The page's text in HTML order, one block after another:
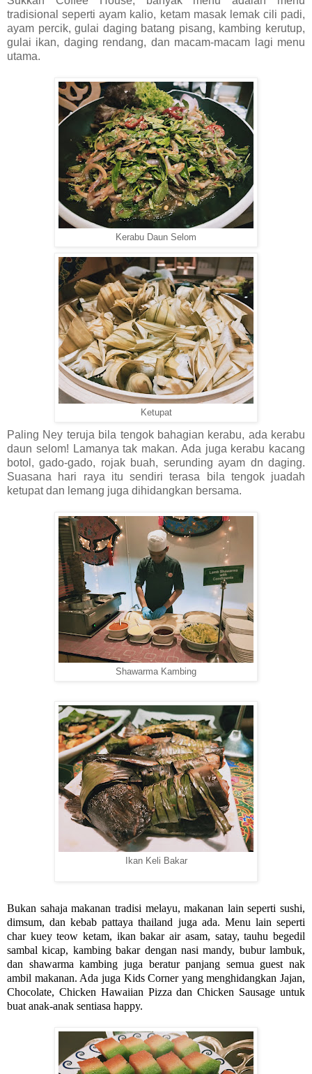
tradisional seperti ayam kalio, ketam masak lemak cili padi,
ayam percik, gulai daging batang pisang, kambing kerutup,
gulai ikan, daging rendang, dan macam-macam lagi menu
utama.
Kerabu Daun Selom
Ketupat
Paling Ney teruja bila tengok bahagian kerabu, ada kerabu
daun selom! Lamanya tak makan. Ada juga kerabu kacang
botol, gado-gado, rojak buah, serunding ayam dn daging.
Suasana hari raya itu sendiri terasa bila tengok juadah
ketupat dan lemang juga dihidangkan bersama.
Shawarma Kambing
Ikan Keli Bakar
Bukan sahaja makanan tradisi melayu, makanan lain seperti sushi,
dimsum, dan kebab pattaya thailand juga ada. Menu lain seperti
char kuey teow ketam, ikan bakar air asam, satay, tauhu begedil
sambal kicap, kambing bakar dengan nasi mandy, bubur lambuk,
dan shawarma kambing juga beratur panjang semua guest nak
ambil makanan. Ada juga Kids Corner yang menghidangkan Jajan,
Chocolate, Chicken Hawaiian Pizza dan Chicken Sausage untuk
buat anak-anak sentiasa happy.